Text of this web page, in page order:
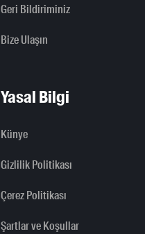
Geri Bildiriminiz
Bize Ulaşın
Yasal Bilgi
Künye
Gizlilik Politikası
Çerez Politikası
Şartlar ve Koşullar